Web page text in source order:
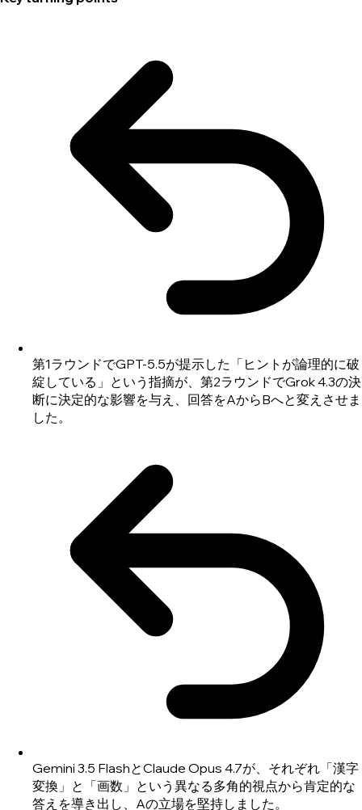
第1ラウンドでGPT-5.5が提示した「ヒントが論理的に破
綻している」という指摘が、第2ラウンドでGrok 4.3の決
断に決定的な影響を与え、回答をAからBへと変えさせま
した。
Gemini 3.5 FlashとClaude Opus 4.7が、それぞれ「漢字
変換」と「画数」という異なる多角的視点から肯定的な
答えを導き出し、Aの立場を堅持しました。